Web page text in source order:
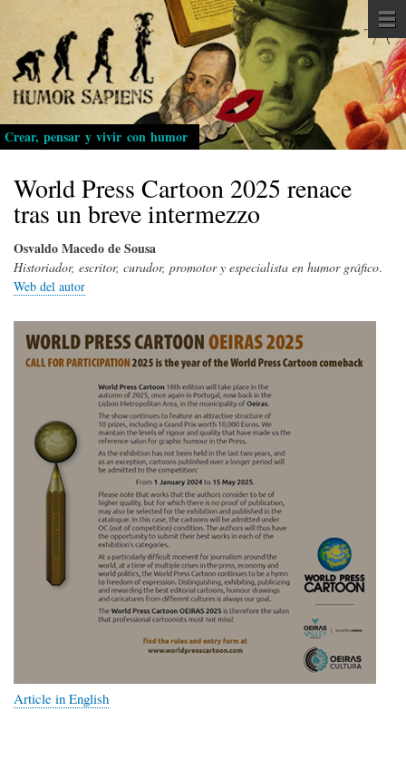
Pasar
al
contenido
principal
Crear, pensar y vivir con humor
World Press Cartoon 2025 renace
tras un breve intermezzo
Osvaldo Macedo de Sousa
Historiador, escritor, curador, promotor y especialista en humor gráfico.
Web del autor
Article in English